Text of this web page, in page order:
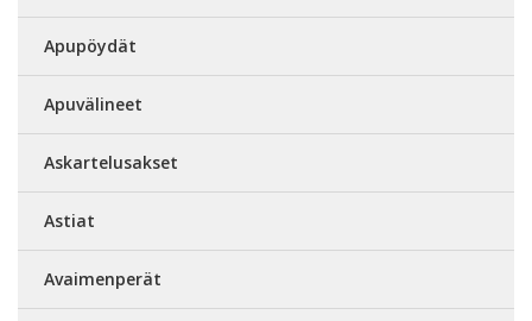
Apupöydät
Apuvälineet
Askartelusakset
Astiat
Avaimenperät